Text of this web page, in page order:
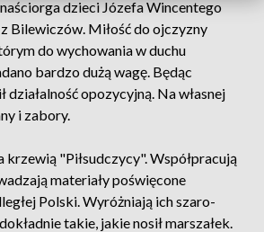
dzieci Józefa Wincentego
Bilewiczów. Miłość do ojczyzny
do wychowania w duchu
bardzo dużą wagę. Będąc
działalność opozycyjną. Na własnej
i zabory.
krzewią "Piłsudczycy". Współpracują
materiały poświęcone
Polski. Wyróżniają ich szaro-
takie, jakie nosił marszałek.